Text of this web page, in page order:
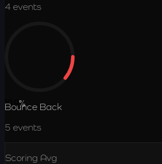
4 events
10.9%
Bounce Back
5 events
Scoring Avg